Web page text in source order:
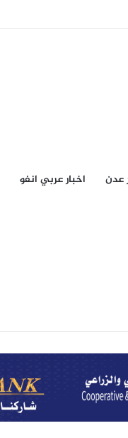
عدن اخبار عربي انفو